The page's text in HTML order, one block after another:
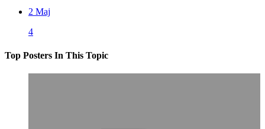
2 Maj
4
Top Posters In This Topic